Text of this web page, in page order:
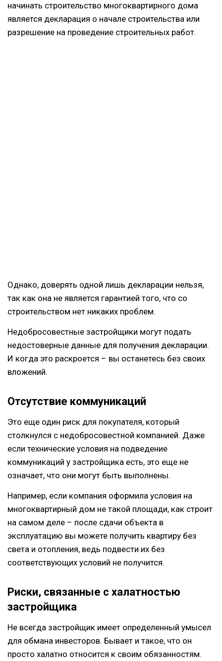
начинать строительство многоквартирного дома
является декларация о начале строительства или
разрешение на проведение строительных работ.
Однако, доверять одной лишь декларации нельзя,
так как она не является гарантией того, что со
строительством нет никаких проблем.
Недобросовестные застройщики могут подать
недостоверные данные для получения декларации.
И когда это раскроется – вы останетесь без своих
вложений.
Отсутствие коммуникаций
Это еще один риск для покупателя, который
столкнулся с недобросовестной компанией. Даже
если технические условия на подведение
коммуникаций у застройщика есть, это еще не
означает, что они могут быть выполнены.
Например, если компания оформила условия на
многоквартирный дом не такой площади, как строит
на самом деле – после сдачи объекта в
эксплуатацию вы можете получить квартиру без
света и отопления, ведь подвести их без
соответствующих условий не получится.
Риски, связанные с халатностью
застройщика
Не всегда застройщик имеет определенный умысел
для обмана инвесторов. Бывает и такое, что он
просто халатно относится к своим обязанностям.